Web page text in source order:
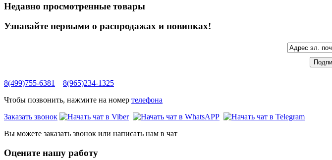
Недавно просмотренные товары
Узнавайте первыми о распродажах и новинках!
8(499)755-6381
8(965)234-1325
Чтобы позвонить, нажмите на номер телефона
Заказать звонок
Вы можете заказать звонок или написать нам в чат
Оцените нашу работу